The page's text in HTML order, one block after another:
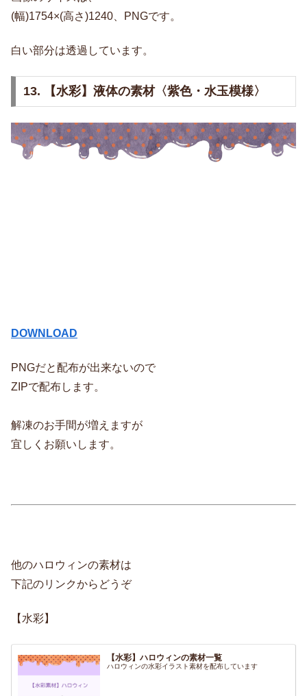
(幅)1754×(高さ)1240、PNGです。
白い部分は透過しています。
13. 【水彩】液体の素材〈紫色・水玉模様〉
DOWNLOAD
PNGだと配布が出来ないので
ZIPで配布します。
解凍のお手間が増えますが
宜しくお願いします。
他のハロウィンの素材は
下記のリンクからどうぞ
【水彩】
【水彩】ハロウィンの素材一覧
ハロウィンの水彩イラスト素材を配布しています